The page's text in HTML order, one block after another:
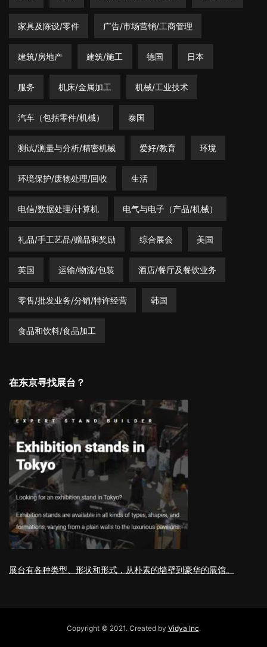
家具及陈设/零件 广告/市场营销/工商管理
建筑/房地产 建筑/施工 德国 日本
服务 机床/金属加工 机械/工业技术
汽车（包括零件/机械） 泰国
测试/测量与分析/精密机械 爱好/教育 环境
环境保护/废物处理/回收 生活
电信/数据处理/计算机 电气与电子（产品/机械）
礼品/手工艺品/赠品和奖励 综合展会 美国
英国 运输/物流/包装 酒店/餐厅及餐饮业务
零售/批发业务/分销/特许经营 韩国
食品和饮料/食品加工
在东京寻找展台？
展台有各种类型、形状和形式，从朴素的墙壁到豪华的展馆。
Copyright © 2021. Created by Vidya Inc.